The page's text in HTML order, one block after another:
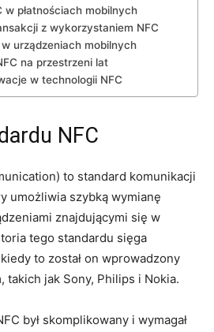
w płatnościach mobilnych
z wykorzystaniem NFC
urządzeniach mobilnych
na przestrzeni lat
w technologii NFC
NFC
to standard komunikacji
umożliwia szybką wymianę
znajdującymi się w
tego standardu sięga
to został on wprowadzony
takich jak Sony, Philips i Nokia.
był skomplikowany i wymagał